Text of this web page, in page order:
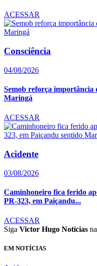
ACESSAR
Consciência
04/08/2026
Semob reforça importância
Maringá
ACESSAR
Acidente
03/08/2026
Caminhoneiro fica ferido
PR-323, em Paiçandu...
ACESSAR
Siga Victor Hugo Notícias
EM NOTÍCIAS